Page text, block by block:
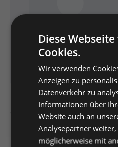
Artikelnummer:
Diese
Cookies.
Wir verwenden
Anzeigen zu
Datenverkehr zu
Informationen über
Website auch an
Analysepartner
möglicherweise mit